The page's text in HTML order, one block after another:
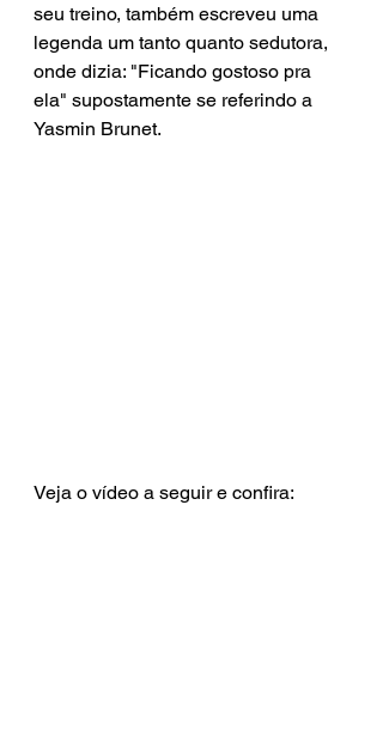
seu treino, também escreveu uma
legenda um tanto quanto sedutora,
onde dizia: "Ficando gostoso pra
ela" supostamente se referindo a
Yasmin Brunet.
Veja o vídeo a seguir e confira: